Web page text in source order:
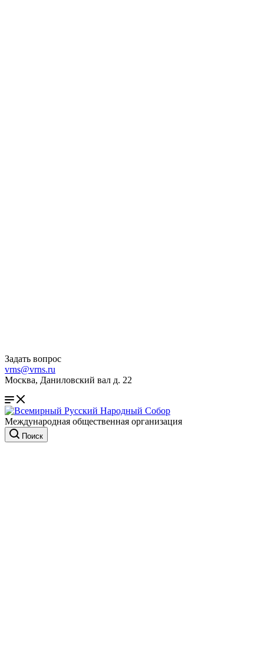
Задать вопрос
vrns@vrns.ru
Москва, Даниловский вал д. 22
Международная общественная организация
Поиск